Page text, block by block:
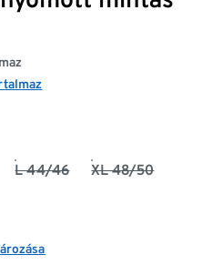
L 44/46 XL 48/50